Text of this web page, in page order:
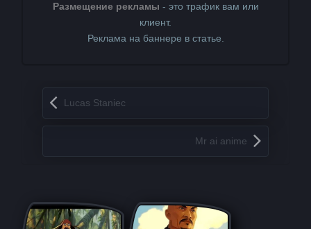
Размещение рекламы - это трафик вам или
клиент.
Реклама на баннере в статье.
Запись навигация
Lucas Staniec
Mr ai anime